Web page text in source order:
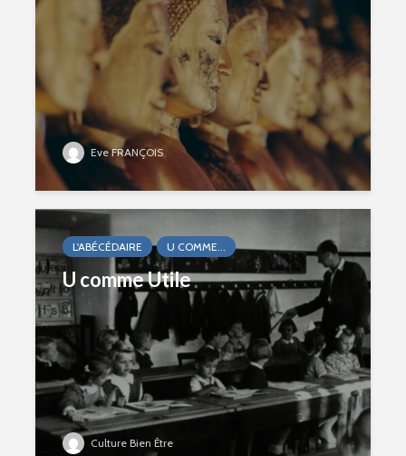
Eve FRANÇOIS
L'ABÉCÉDAIRE U COMME...
U comme Utile
Culture Bien Être